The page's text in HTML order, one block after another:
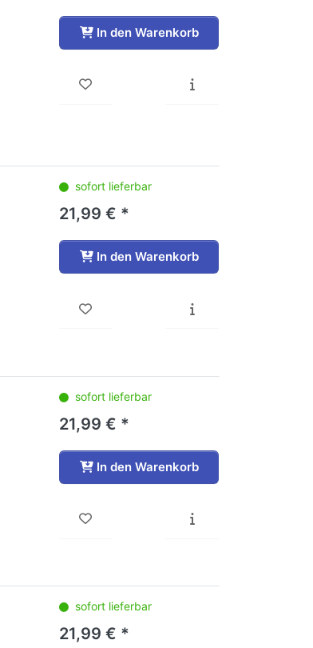
In den Warenkorb
sofort lieferbar
21,99 € *
In den Warenkorb
sofort lieferbar
21,99 € *
In den Warenkorb
sofort lieferbar
21,99 € *